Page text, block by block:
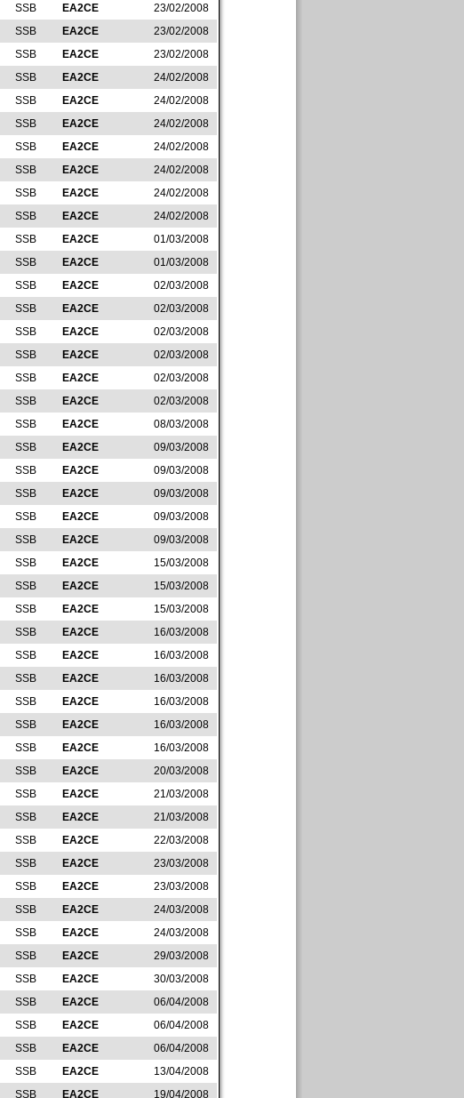
SSB EA2CE
23/02/2008
SSB EA2CE
23/02/2008
SSB EA2CE
23/02/2008
SSB EA2CE
24/02/2008
SSB EA2CE
24/02/2008
SSB EA2CE
24/02/2008
SSB EA2CE
24/02/2008
SSB EA2CE
24/02/2008
SSB EA2CE
24/02/2008
SSB EA2CE
24/02/2008
SSB EA2CE
01/03/2008
SSB EA2CE
01/03/2008
SSB EA2CE
02/03/2008
SSB EA2CE
02/03/2008
SSB EA2CE
02/03/2008
SSB EA2CE
02/03/2008
SSB EA2CE
02/03/2008
SSB EA2CE
02/03/2008
SSB EA2CE
08/03/2008
SSB EA2CE
09/03/2008
SSB EA2CE
09/03/2008
SSB EA2CE
09/03/2008
SSB EA2CE
09/03/2008
SSB EA2CE
09/03/2008
SSB EA2CE
15/03/2008
SSB EA2CE
15/03/2008
SSB EA2CE
15/03/2008
SSB EA2CE
16/03/2008
SSB EA2CE
16/03/2008
SSB EA2CE
16/03/2008
SSB EA2CE
16/03/2008
SSB EA2CE
16/03/2008
SSB EA2CE
16/03/2008
SSB EA2CE
20/03/2008
SSB EA2CE
21/03/2008
SSB EA2CE
21/03/2008
SSB EA2CE
22/03/2008
SSB EA2CE
23/03/2008
SSB EA2CE
23/03/2008
SSB EA2CE
24/03/2008
SSB EA2CE
24/03/2008
SSB EA2CE
29/03/2008
SSB EA2CE
30/03/2008
SSB EA2CE
06/04/2008
SSB EA2CE
06/04/2008
SSB EA2CE
06/04/2008
SSB EA2CE
13/04/2008
SSB EA2CE 19/04/2008